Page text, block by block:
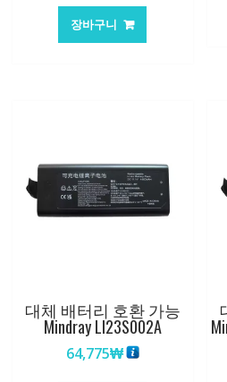
장바구니
대체 배터리 호환 가능
Mindray LI23S002A
64,775₩